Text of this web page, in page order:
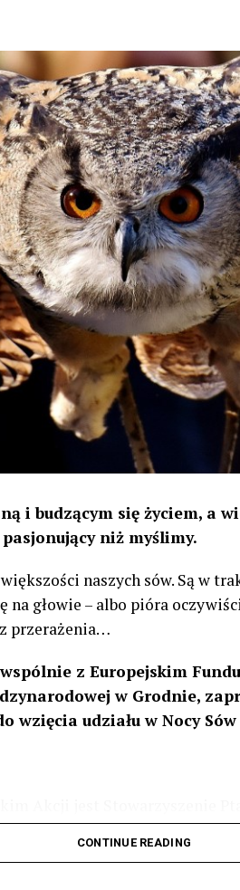
i budzącym się życiem, a
niż myślimy.
naszych sów. Są w
na głowie – albo pióra
przerażenia…
z Europejskim
w Grodnie,
udziału w Nocy Sów
lutego 2023 r. wg
CONTINUE READING